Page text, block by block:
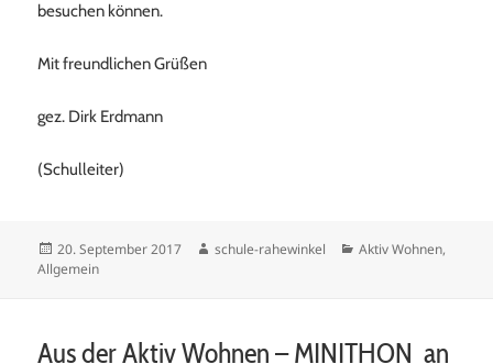
besuchen können.
Mit freundlichen Grüßen
gez. Dirk Erdmann
(Schulleiter)
Veröffentlicht
am
20. September 2017 Autor
schule-rahewinkel Kategorien
Aktiv Wohnen,
Allgemein
Aus der Aktiv Wohnen – MINITHON an